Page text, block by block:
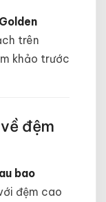
trên
khảo trước
đệm
bao
đệm cao